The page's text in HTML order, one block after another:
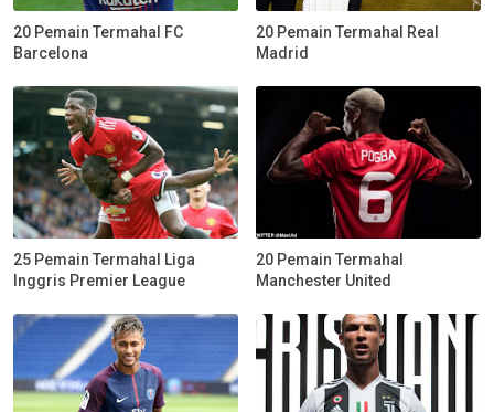
20 Pemain Termahal FC
Barcelona
20 Pemain Termahal Real
Madrid
25 Pemain Termahal Liga
Inggris Premier League
20 Pemain Termahal
Manchester United